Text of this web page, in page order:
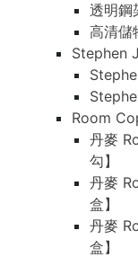
透明鋼
高清儲
Stephen
Room
丹麥
勾】
丹麥
盒】
丹麥
盒】